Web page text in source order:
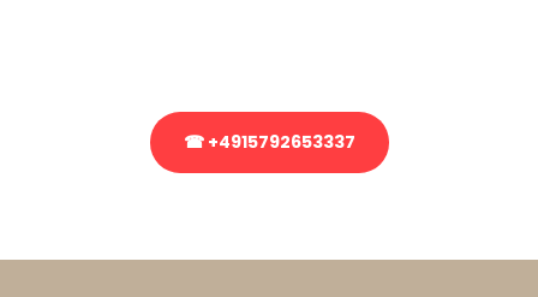
☎ +4915792653337